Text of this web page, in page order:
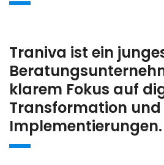
Traniva ist ein
klarem Fokus auf
Transformation und
Implementierungen.